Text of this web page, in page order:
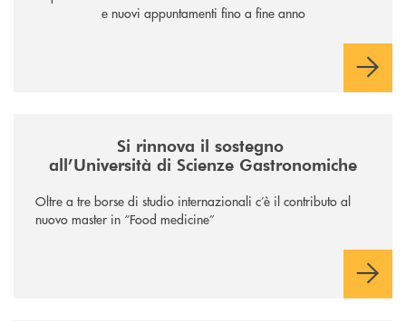
e nuovi appuntamenti fino a fine anno
Si rinnova il sostegno
all’Università di Scienze Gastronomiche
Oltre a tre borse di studio internazionali c’è il contributo al
nuovo master in “Food medicine”